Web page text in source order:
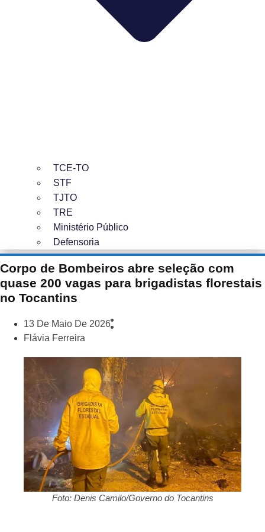
TCE-TO
STF
TJTO
TRE
Ministério Público
Defensoria
Corpo de Bombeiros abre seleção com
quase 200 vagas para brigadistas florestais
no Tocantins
13 De Maio De 2026
Flávia Ferreira
Foto: Denis Camilo/Governo do Tocantins